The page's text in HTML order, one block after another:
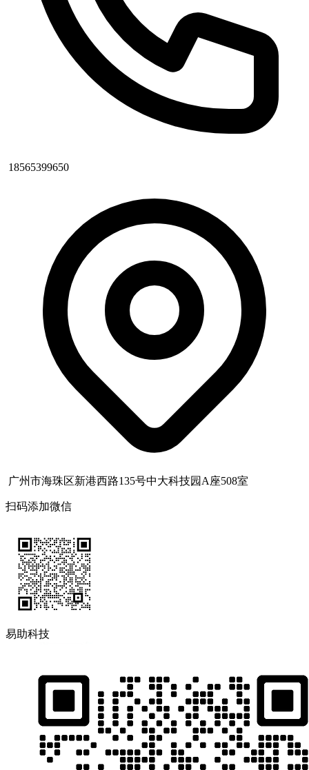
18565399650
广州市海珠区新港西路135号中大科技园A座508室
扫码添加微信
易助科技